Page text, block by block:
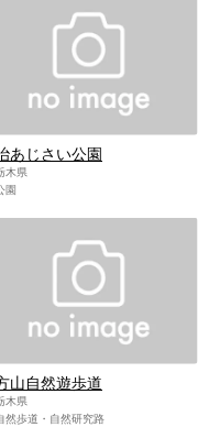
市
あじさい公園
木県
園
市
山自然遊歩道
木県
然歩道・自然研究路